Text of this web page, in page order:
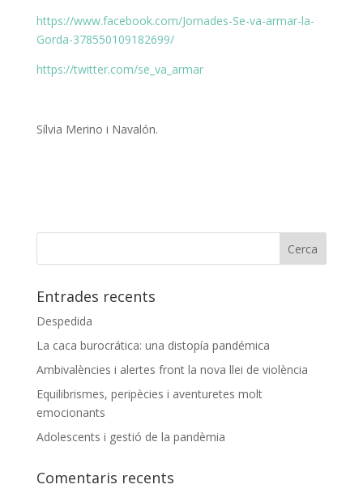
https://www.facebook.com/Jornades-Se-va-armar-la-
Gorda-378550109182699/
https://twitter.com/se_va_armar
Sílvia Merino i Navalón.
Entrades recents
Despedida
La caca burocrática: una distopía pandémica
Ambivalències i alertes front la nova llei de violència
Equilibrismes, peripècies i aventuretes molt
emocionants
Adolescents i gestió de la pandèmia
Comentaris recents